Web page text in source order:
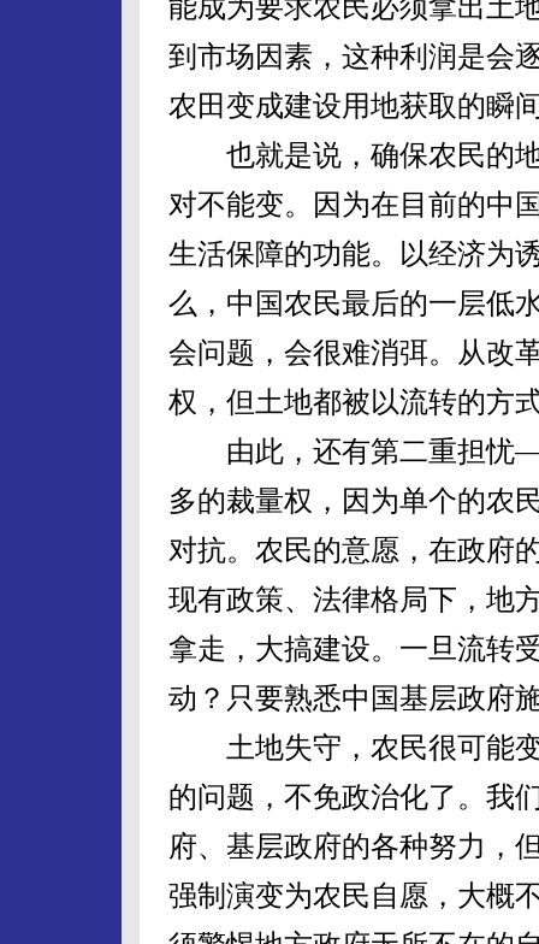
能成为要求农民必须拿出土
到市场因素，这种利润是会
农田变成建设用地获取的瞬
也就是说，确保农民的地
对不能变。因为在目前的中
生活保障的功能。以经济为
么，中国农民最后的一层低
会问题，会很难消弭。从改
权，但土地都被以流转的方
由此，还有第二重担忧
多的裁量权，因为单个的农
对抗。农民的意愿，在政府
现有政策、法律格局下，地
拿走，大搞建设。一旦流转
动？只要熟悉中国基层政府
土地失守，农民很可能变
的问题，不免政治化了。我
府、基层政府的各种努力，
强制演变为农民自愿，大概